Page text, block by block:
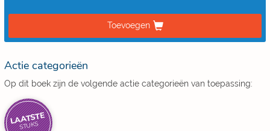
Toevoegen
Actie categorieën
Op dit boek zijn de volgende actie categorieën van toepassing:
LAATSTE
STUKS